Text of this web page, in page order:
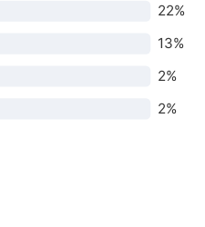
22%
13%
2%
2%